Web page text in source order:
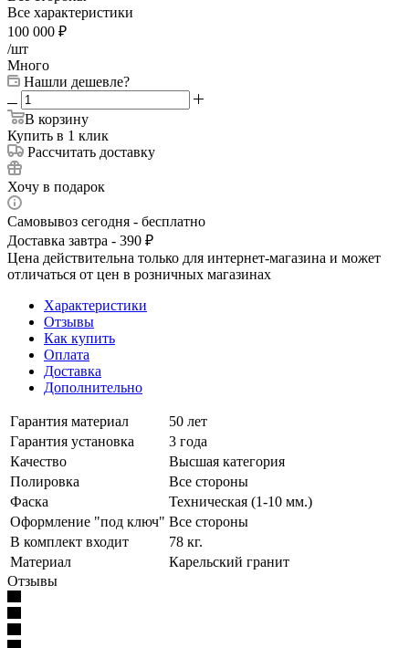
Все характеристики
100 000 ₽
/шт
Много
Нашли дешевле?
В корзину
Купить в 1 клик
Рассчитать доставку
Хочу в подарок
Самовывоз сегодня - бесплатно
Доставка завтра - 390 ₽
Цена действительна только для интернет-магазина и может
отличаться от цен в розничных магазинах
Характеристики
Отзывы
Как купить
Оплата
Доставка
Дополнительно
Гарантия материал
50 лет
Гарантия установка
3 года
Качество
Высшая категория
Полировка
Все стороны
Фаска
Техническая (1-10 мм.)
Оформление "под ключ" Все стороны
В комплект входит
78 кг.
Материал
Карельский гранит
Отзывы